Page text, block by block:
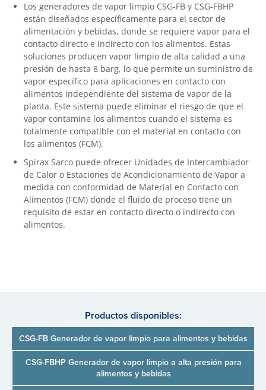
Los generadores de vapor limpio CSG-FB y CSG-FBHP
están diseñados específicamente para el sector de
alimentación y bebidas, donde se requiere vapor para el
contacto directo e indirecto con los alimentos. Estas
soluciones producen vapor limpio de alta calidad a una
presión de hasta 8 barg, lo que permite un suministro de
vapor específico para aplicaciones en contacto con
alimentos independiente del sistema de vapor de la
planta. Este sistema puede eliminar el riesgo de que el
vapor contamine los alimentos cuando el sistema es
totalmente compatible con el material en contacto con
los alimentos (FCM).
Spirax Sarco puede ofrecer Unidades de Intercambiador
de Calor o Estaciones de Acondicionamiento de Vapor a
medida con conformidad de Material en Contacto con
Alimentos (FCM) donde el fluido de proceso tiene un
requisito de estar en contacto directo o indirecto con
alimentos.
Productos disponibles:
CSG-FB Generador de vapor limpio para alimentos y bebidas
CSG-FBHP Generador de vapor limpio a alta presión para
alimentos y bebidas